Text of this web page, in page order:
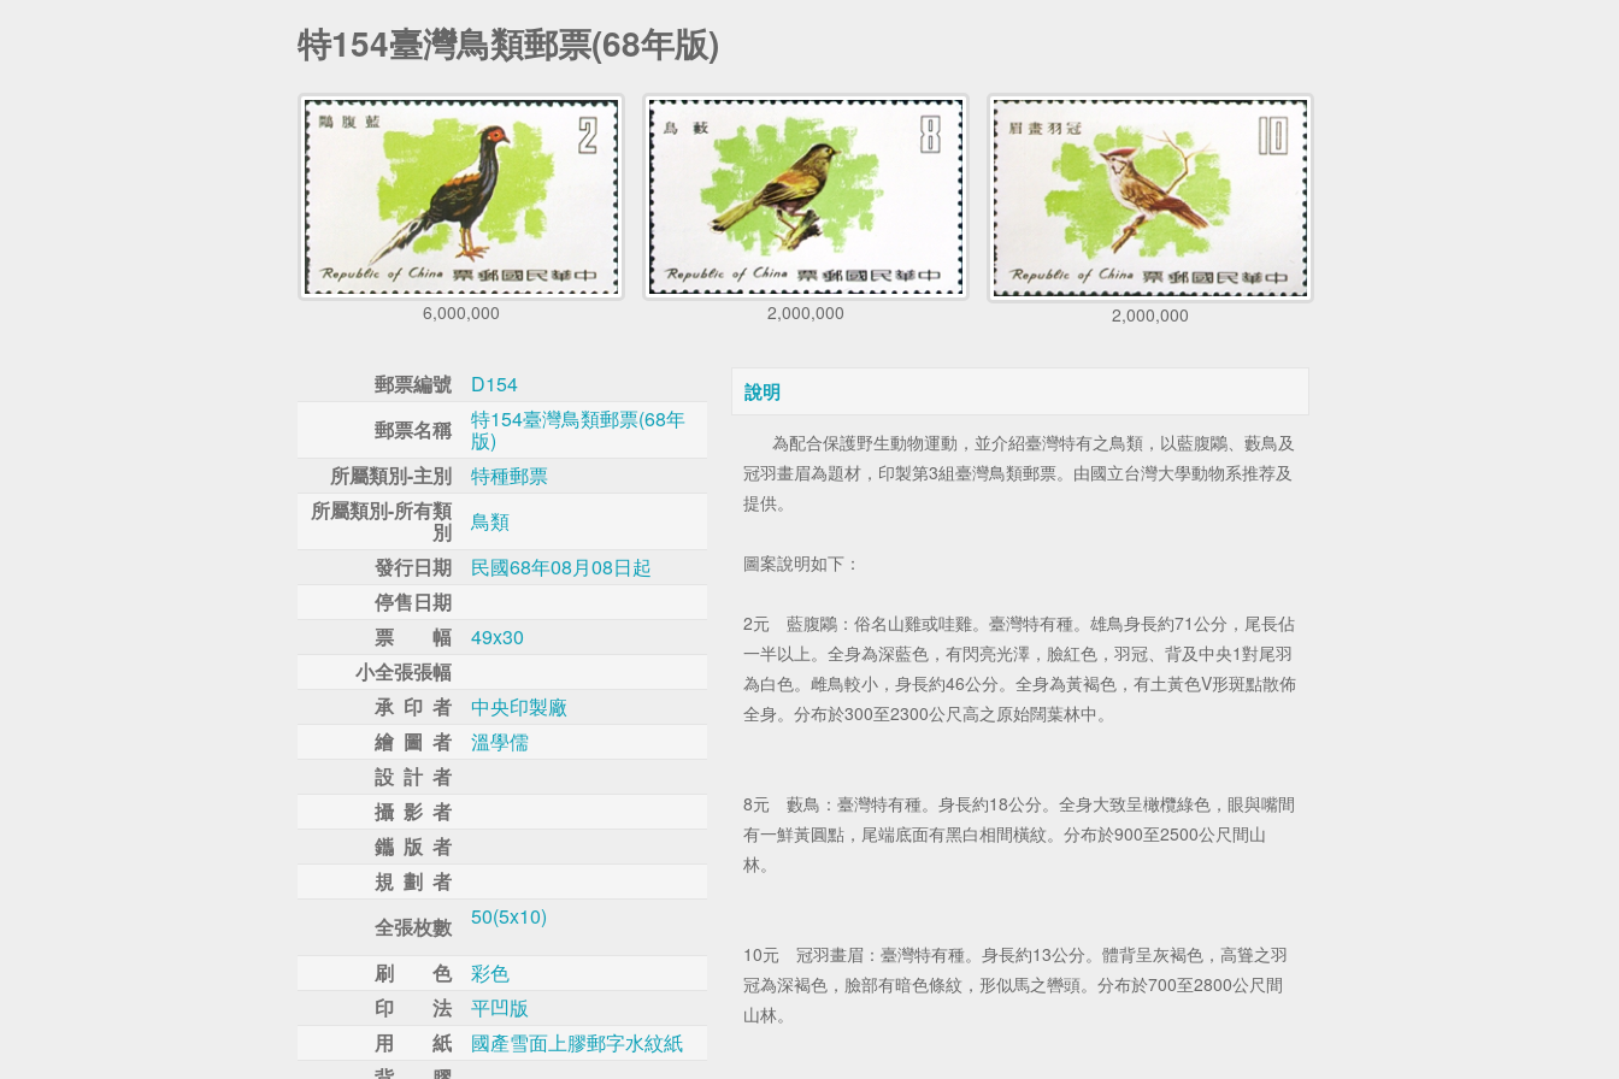
特154臺灣鳥類郵票(68年版)
6,000,000 2,000,000 2,000,000
郵票編號
D154
郵票名稱
特154臺灣鳥類郵票(68年
版)
所屬類別-主別
特種郵票
所屬類別-所有類
別
鳥類
發行日期
民國68年08月08日起
停售日期
票 幅
49x30
小全張張幅
承 印 者
中央印製廠
繪 圖 者
溫學儒
設 計 者
攝 影 者
鑴 版 者
規 劃 者
全張枚數
50(5x10)
刷 色
彩色
印 法
平凹版
用 紙
國產雪面上膠郵字水紋紙
說明
為配合保護野生動物運動，並介紹臺灣特有之鳥類，以藍腹鷴、藪鳥及
冠羽畫眉為題材，印製第3組臺灣鳥類郵票。由國立台灣大學動物系推荐及
提供。
圖案說明如下：
2元 藍腹鷴：俗名山雞或哇雞。臺灣特有種。雄鳥身長約71公分，尾長佔
一半以上。全身為深藍色，有閃亮光澤，臉紅色，羽冠、背及中央1對尾羽
為白色。雌鳥較小，身長約46公分。全身為黃褐色，有土黃色V形斑點散佈
全身。分布於300至2300公尺高之原始闊葉林中。
8元 藪鳥：臺灣特有種。身長約18公分。全身大致呈橄欖綠色，眼與嘴間
有一鮮黃圓點，尾端底面有黑白相間橫紋。分布於900至2500公尺間山
林。
10元 冠羽畫眉：臺灣特有種。身長約13公分。體背呈灰褐色，高聳之羽
冠為深褐色，臉部有暗色條紋，形似馬之轡頭。分布於700至2800公尺間
山林。